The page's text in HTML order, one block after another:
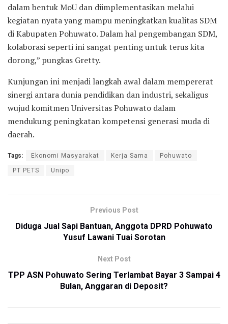
dalam bentuk MoU dan diimplementasikan melalui
kegiatan nyata yang mampu meningkatkan kualitas SDM
di Kabupaten Pohuwato. Dalam hal pengembangan SDM,
kolaborasi seperti ini sangat penting untuk terus kita
dorong,” pungkas Gretty.
Kunjungan ini menjadi langkah awal dalam mempererat
sinergi antara dunia pendidikan dan industri, sekaligus
wujud komitmen Universitas Pohuwato dalam
mendukung peningkatan kompetensi generasi muda di
daerah.
Tags: Ekonomi Masyarakat Kerja Sama Pohuwato
PT PETS Unipo
Previous Post
Diduga Jual Sapi Bantuan, Anggota DPRD Pohuwato
Yusuf Lawani Tuai Sorotan
Next Post
TPP ASN Pohuwato Sering Terlambat Bayar 3 Sampai 4
Bulan, Anggaran di Deposit?